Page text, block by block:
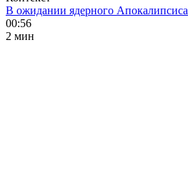
В ожидании ядерного Апокалипсиса
00:56
2 мин